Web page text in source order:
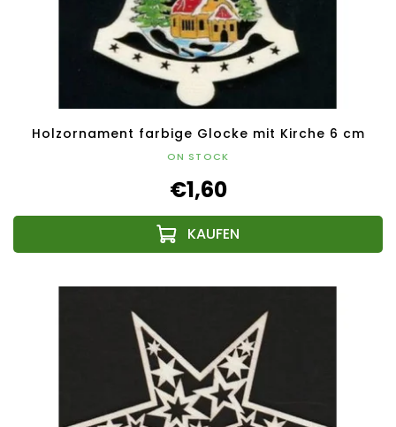
Holzornament farbige Glocke mit Kirche 6 cm
ON STOCK
€1,60